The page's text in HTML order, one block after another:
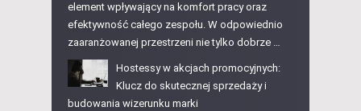
element wpływający na komfort pracy oraz
efektywność całego zespołu. W odpowiednio
zaaranżowanej przestrzeni nie tylko dobrze …
Hostessy w akcjach promocyjnych:
Klucz do skutecznej sprzedaży i
budowania wizerunku marki